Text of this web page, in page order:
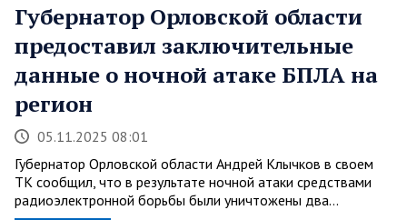
Губернатор Орловской области
предоставил заключительные
данные о ночной атаке БПЛА на
регион
05.11.2025 08:01
Губернатор Орловской области Андрей Клычков в своем
ТК сообщил, что в результате ночной атаки средствами
радиоэлектронной борьбы были уничтожены два…